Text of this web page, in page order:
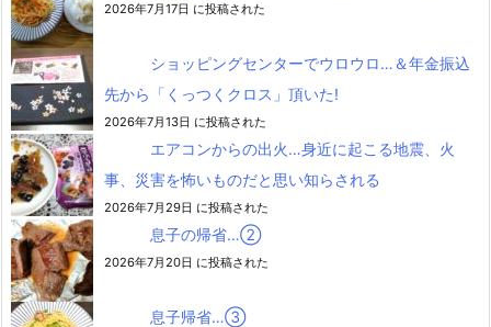
2026年7月17日 に投稿された
ショッピングセンターでウロウロ…＆年金振込
先から「くっつくクロス」頂いた!
2026年7月13日 に投稿された
エアコンからの出火…身近に起こる地震、火
事、災害を怖いものだと思い知らされる
2026年7月29日 に投稿された
息子の帰省…②
2026年7月20日 に投稿された
息子帰省…③